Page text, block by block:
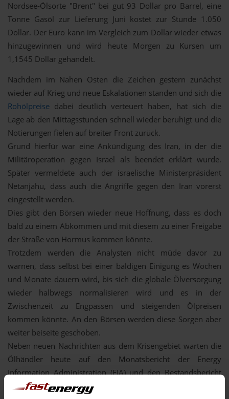
Nordsee-Ölsorte "Brent" bei gut 93 Dollar pro Barrel, eine
Tonne Gasöl zur Lieferung Juni kostet zur Stunde 1.050
Dollar. Der Euro kann im Vergleich zum Dollar wieder etwas
hinzugewinnen und wird heute Morgen zu Kursen um
1,1545 Dollar gehandelt.
Nachdem im Nahen Osten die Zeichen gestern zunächst
wieder auf Krieg und neue Eskalationen standen und sich die
Rohölpreise dabei deutlich verteuert haben, hat sich die
Lage ab den Mittagsstunden schnell wieder beruhigt und die
Notierungen fielen auf breiter Front zurück.
Grund hierfür war eine Ankündigung des Iran, in der die
Militäroperation gegen Israel als beendet erklärt wurde.
Später vermeldete auch der israelische Ministerpräsident
Netanjahu, dass auch die Angriffe gegen den Iran vorerst
eingestellt werden.
Dies gibt den Börsen wieder neue Hoffnung, dass es doch
bald zu einem Abkommen und mit diesem zu einer Freigabe
der Straße von Hormus kommen könnte.
Trotzdem werden die Analysten nicht müde davor zu
warnen, dass selbst bei einer baldigen Einigung es Wochen
und Monate dauern wird, bis sich die globale Ölversorgung
wieder halbwegs normalisieren wird und es in der
Zwischenzeit zu Engpässen und steigenden Ölpreisen
kommen könnte. An den Börsen werden diese Sorgen aber
weiter beiseite geschoben.
Neben neuen Nachrichten aus dem Krisengebiet warten die
Ölhändler heute auf den Monatsbericht der Energy
Information Administration (EIA) und den Bestandsbericht
des American Petroleum Institute (API). Der Einfluss auf die